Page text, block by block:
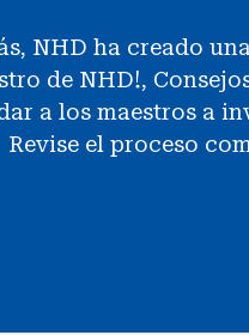
NHD ha creado
de NHD!,
a los maestros a
Revise el proceso